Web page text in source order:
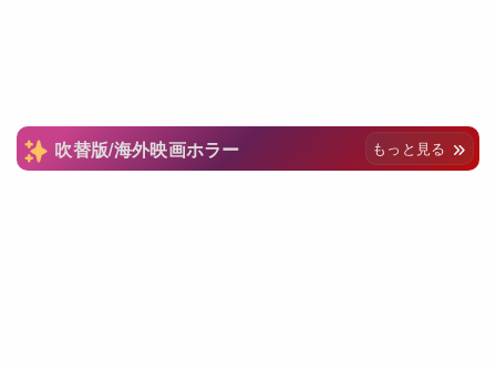
吹替版/海外映画ホラー もっと見る